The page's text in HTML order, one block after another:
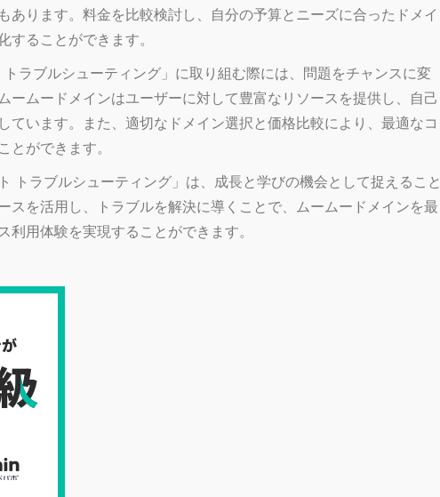
あります。料金を比較検討し、自分の予算とニーズに合ったドメイ
することができます。
トラブルシューティング」に取り組む際には、問題をチャンスに変
ームードメインはユーザーに対して豊富なリソースを提供し、自己
ています。また、適切なドメイン選択と価格比較により、最適なコ
とができます。
トラブルシューティング」は、成長と学びの機会として捉えること
スを活用し、トラブルを解決に導くことで、ムームードメインを最
用体験を実現することができます。